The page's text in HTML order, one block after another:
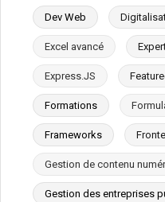
Dev Web
Excel avancé
Express.JS
Formations
Frameworks
Gestion de contenu
Gestion des entreprises